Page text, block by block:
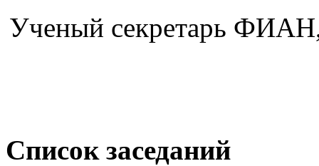
Ученый секретарь
Список заседаний